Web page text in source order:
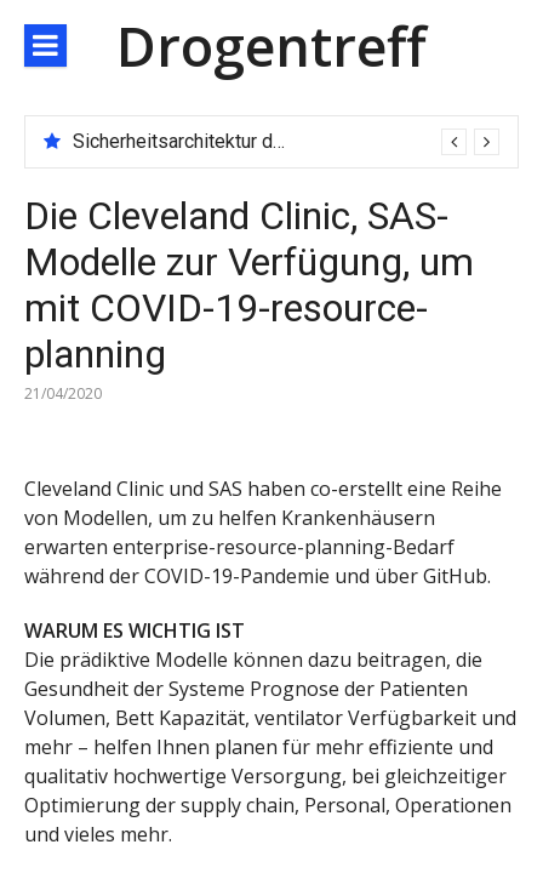
zum
Inhalt
Drogentreff
Sicherheitsarchitektur der nächsten Generation: JARXE kombiniert Multi-Wallet und MPC als Schutzschild für digitales Vertrauen
Die Cleveland Clinic, SAS-
Modelle zur Verfügung, um
mit COVID-19-resource-
planning
21/04/2020
Cleveland Clinic und SAS haben co-erstellt eine Reihe
von Modellen, um zu helfen Krankenhäusern
erwarten enterprise-resource-planning-Bedarf
während der COVID-19-Pandemie und über GitHub.
WARUM ES WICHTIG IST
Die prädiktive Modelle können dazu beitragen, die
Gesundheit der Systeme Prognose der Patienten
Volumen, Bett Kapazität, ventilator Verfügbarkeit und
mehr – helfen Ihnen planen für mehr effiziente und
qualitativ hochwertige Versorgung, bei gleichzeitiger
Optimierung der supply chain, Personal, Operationen
und vieles mehr.